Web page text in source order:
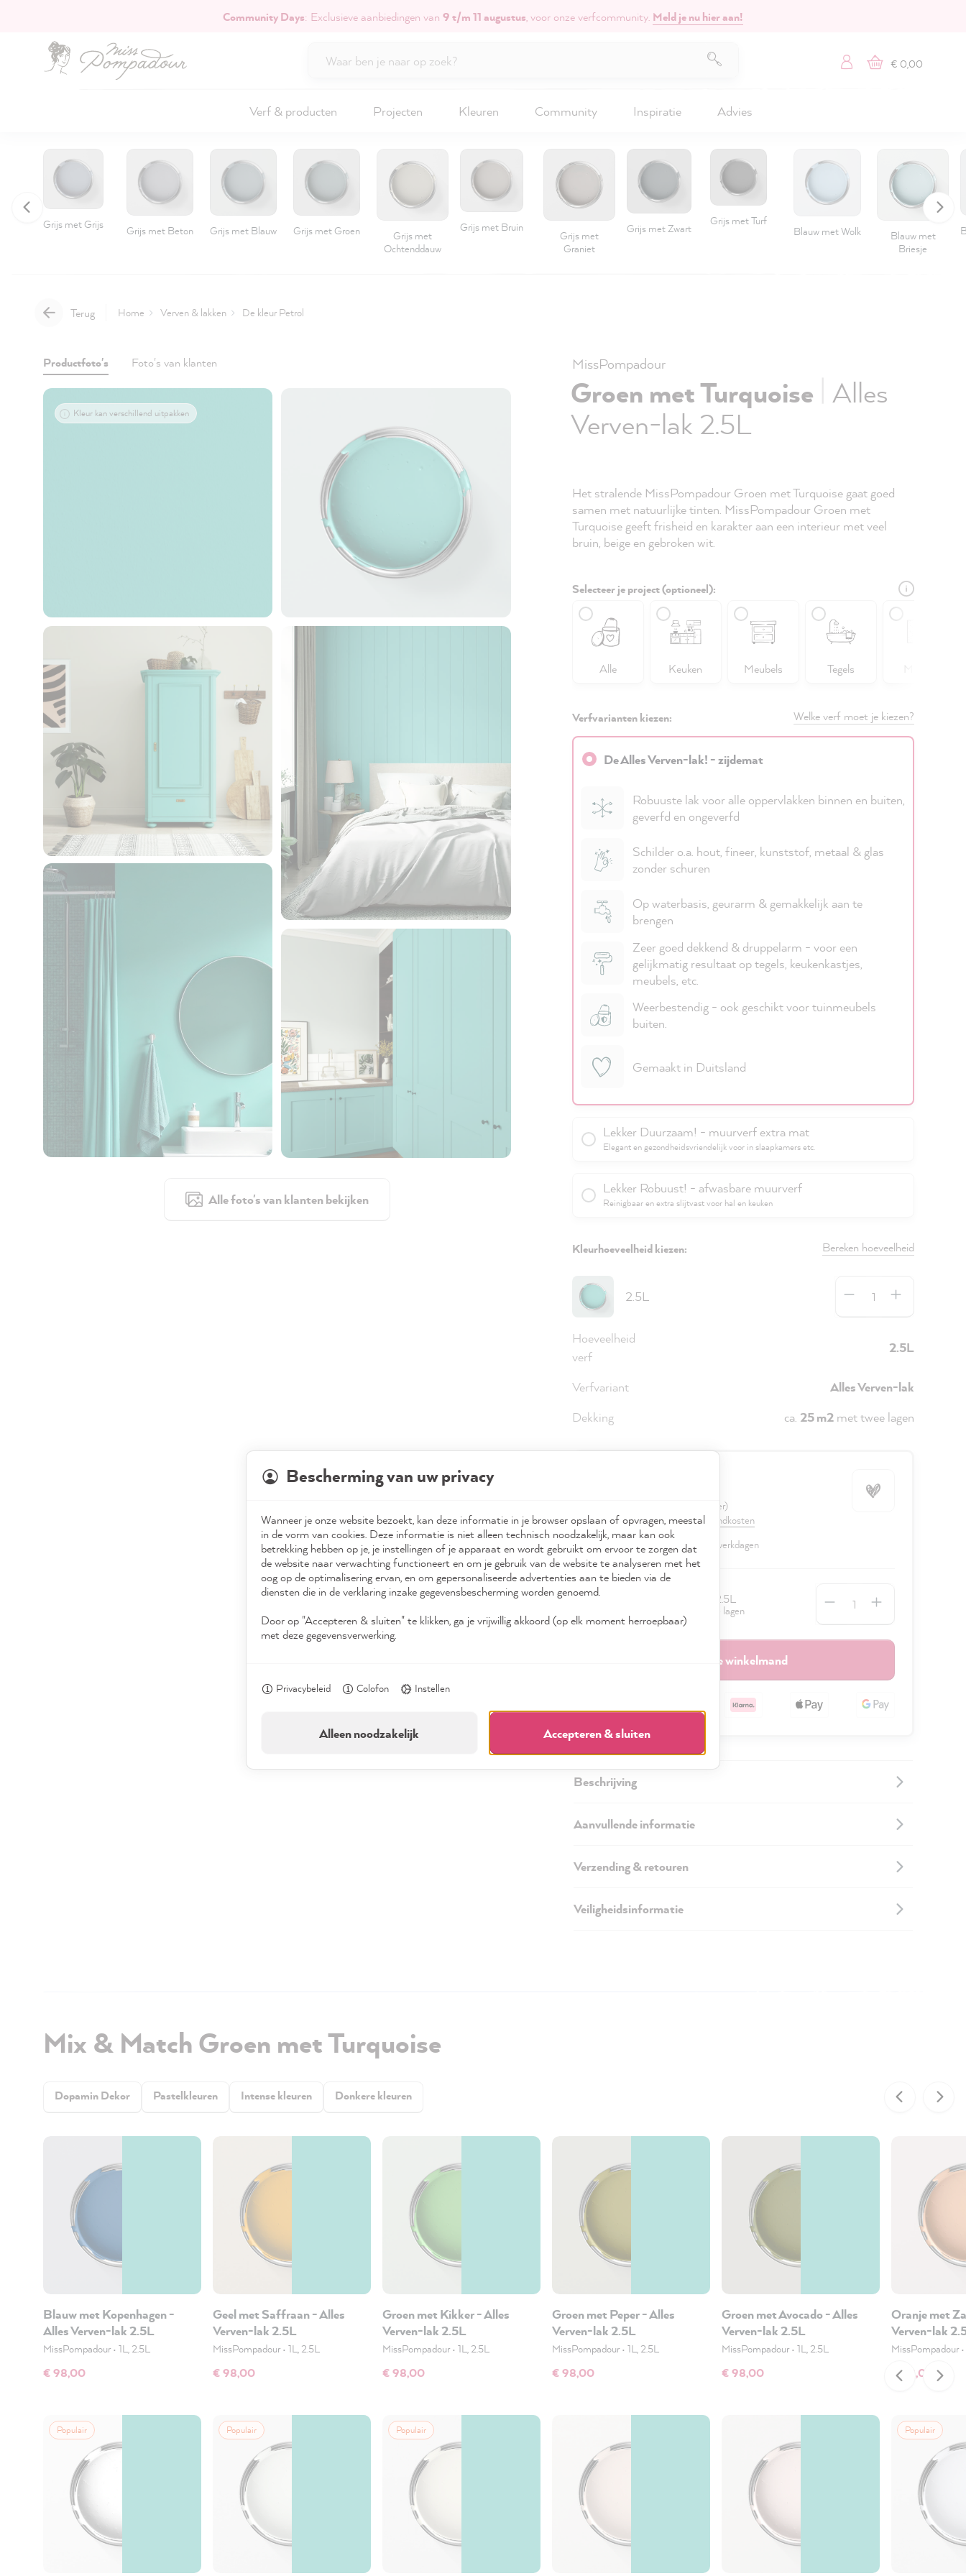
Community Days: Exclusieve aanbiedingen van 9 t/m 11 augustus, voor onze verfcommunity. Meld je nu hier aan!
€ 0,00
Verf & producten Projecten Kleuren Community Inspiratie Advies
Grijs met Grijs Grijs met Beton Grijs met Blauw Grijs met Groen
Grijs met
Ochtenddauw
Grijs met Bruin
Grijs met
Graniet
Grijs met Zwart
Grijs met Turf
Blauw met Wolk
Blauw met
Briesje
Terug Home Verven & lakken De kleur Petrol
Productfoto's Foto's van klanten
Alle foto's van klanten bekijken
Kleur kan verschillend uitpakken
MissPompadour
Groen met Turquoise | Alles
Verven-lak 2.5L
Het stralende MissPompadour Groen met Turquoise gaat goed
samen met natuurlijke tinten. MissPompadour Groen met
Turquoise geeft frisheid en karakter aan een interieur met veel
bruin, beige en gebroken wit.
Selecteer je project (optioneel):
Alle Keuken Meubels Tegels Muren
Verfvarianten kiezen: Welke verf moet je kiezen?
De Alles Verven-lak! - zijdemat
Robuuste lak voor alle oppervlakken binnen en buiten,
geverfd en ongeverfd
Schilder o.a. hout, fineer, kunststof, metaal & glas
zonder schuren
Op waterbasis, geurarm & gemakkelijk aan te
brengen
Zeer goed dekkend & druppelarm - voor een
gelijkmatig resultaat op tegels, keukenkastjes,
meubels, etc.
Weerbestendig - ook geschikt voor tuinmeubels
buiten.
Gemaakt in Duitsland
Lekker Duurzaam! - muurverf extra mat
Elegant en gezondheidsvriendelijk voor in slaapkamers etc.
Lekker Robuust! - afwasbare muurverf
Reinigbaar en extra slijtvast voor hal en keuken
Kleurhoeveelheid kiezen: Bereken hoeveelheid
2.5L
Hoeveelheid
verf
2.5L
Verfvariant
Alles Verven-lak
Dekking
ca. 25 m2met twee lagen
(€ 39,20 / 1 liter)
Prijzen incl. BTW en excl. verzendkosten
Beschikbaar, levertijd: 2 - 3 werkdagen
Alles Verven-lak 2.5L
met twee lagen
In de winkelmand
Beschrijving
Aanvullende informatie
Verzending & retouren
Veiligheidsinformatie
Mix & Match Groen met Turquoise
Dopamin Dekor Pastelkleuren Intense kleuren Donkere kleuren
Blauw met Kopenhagen -
Alles Verven-lak 2.5L
MissPompadour• 1L, 2.5L
€ 98,00
Geel met Saffraan - Alles
Verven-lak 2.5L
MissPompadour• 1L, 2.5L
€ 98,00
Groen met Kikker - Alles
Verven-lak 2.5L
MissPompadour• 1L, 2.5L
€ 98,00
Groen met Peper - Alles
Verven-lak 2.5L
MissPompadour• 1L, 2.5L
€ 98,00
Groen met Avocado - Alles
Verven-lak 2.5L
MissPompadour• 1L, 2.5L
€ 98,00
Oranje met
Verven-lak
MissPompadour•
€ 98,00
Populair Populair Populair Populair
Bescherming van uw privacy
Wanneer je onze website bezoekt, kan deze informatie in je browser opslaan of opvragen, meestal
in de vorm van cookies. Deze informatie is niet alleen technisch noodzakelijk, maar kan ook
betrekking hebben op je, je instellingen of je apparaat en wordt gebruikt om ervoor te zorgen dat
de website naar verwachting functioneert en om je gebruik van de website te analyseren met het
oog op de optimalisering ervan, en om gepersonaliseerde advertenties aan te bieden via de
diensten die in de verklaring inzake gegevensbescherming worden genoemd.
Door op "Accepteren & sluiten" te klikken, ga je vrijwillig akkoord (op elk moment herroepbaar)
met deze gegevensverwerking.
Privacybeleid Colofon Instellen
Accepteren & sluiten
Alleen noodzakelijk